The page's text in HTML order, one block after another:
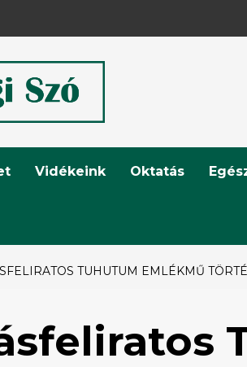
Vidékeink Oktatás
TUHUTUM EMLÉKMŰ